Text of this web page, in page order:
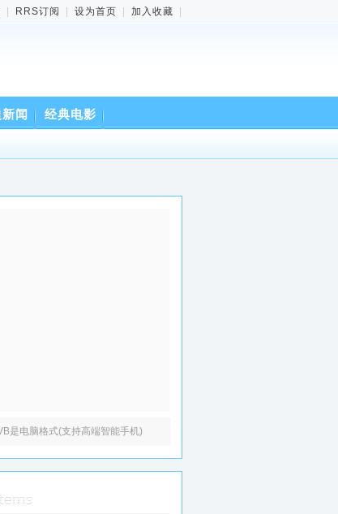
RRS订阅 设为首页 加入收藏
闻 经典电影
是电脑格式(支持高端智能手机)